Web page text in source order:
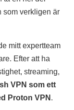
som verkligen är
mitt expertteam
Efter att ha
streaming,
VPN som ett
Proton VPN .